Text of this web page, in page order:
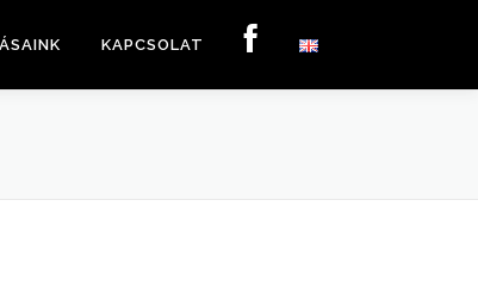
KAPCSOLAT